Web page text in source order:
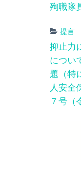
殉職隊
提言
Post
抑止力
につい
題（
人安全
７号（